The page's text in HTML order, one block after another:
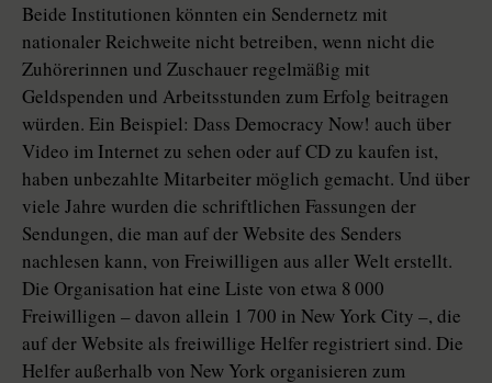
Beide Institutionen könnten ein Sendernetz mit
nationaler Reichweite nicht betreiben, wenn nicht die
Zuhörerinnen und Zuschauer regelmäßig mit
Geldspenden und Arbeitsstunden zum Erfolg beitragen
würden. Ein Beispiel: Dass Democracy Now! auch über
Video im Internet zu sehen oder auf CD zu kaufen ist,
haben unbezahlte Mitarbeiter möglich gemacht. Und über
viele Jahre wurden die schriftlichen Fassungen der
Sendungen, die man auf der Website des Senders
nachlesen kann, von Freiwilligen aus aller Welt erstellt.
Die Organisation hat eine Liste von etwa 8 000
Freiwilligen – davon allein 1 700 in New York City –, die
auf der Website als freiwillige Helfer registriert sind. Die
Helfer außerhalb von New York organisieren zum